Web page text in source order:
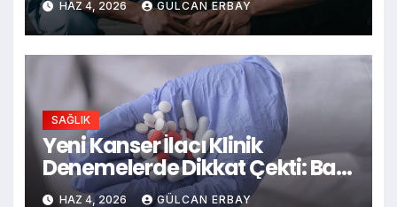
HAZ 4, 2026 GÜLCAN ERBAY
SAĞLIK
Yeni Kanser İlacı Klinik
Denemelerde Dikkat Çekti: Bazı
Hastalarda Tümörler Küçüldü
HAZ 4, 2026 GÜLCAN ERBAY